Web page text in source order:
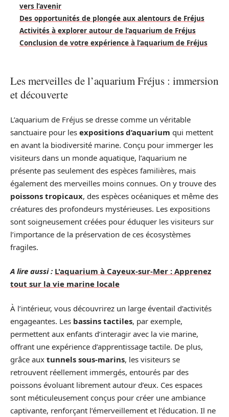
vers l’avenir
Des opportunités de plongée aux alentours de Fréjus
Activités à explorer autour de l’aquarium de Fréjus
Conclusion de votre expérience à l’aquarium de Fréjus
Les merveilles de l’aquarium Fréjus : immersion
et découverte
L’aquarium de Fréjus se dresse comme un véritable
sanctuaire pour les expositions d’aquarium qui mettent
en avant la biodiversité marine. Conçu pour immerger les
visiteurs dans un monde aquatique, l’aquarium ne
présente pas seulement des espèces familières, mais
également des merveilles moins connues. On y trouve des
poissons tropicaux, des espèces océaniques et même des
créatures des profondeurs mystérieuses. Les expositions
sont soigneusement créées pour éduquer les visiteurs sur
l’importance de la préservation de ces écosystèmes
fragiles.
A lire aussi : L'aquarium à Cayeux-sur-Mer : Apprenez
tout sur la vie marine locale
À l’intérieur, vous découvrirez un large éventail d’activités
engageantes. Les bassins tactiles, par exemple,
permettent aux enfants d’interagir avec la vie marine,
offrant une expérience d’apprentissage tactile. De plus,
grâce aux tunnels sous-marins, les visiteurs se
retrouvent réellement immergés, entourés par des
poissons évoluant librement autour d’eux. Ces espaces
sont méticuleusement conçus pour créer une ambiance
captivante, renforçant l’émerveillement et l’éducation. Il ne